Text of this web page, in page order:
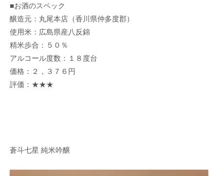
■お酒のスペック
醸造元：丸尾本店（香川県仲多度郡）
使用米：広島県産八反錦
精米歩合：５０％
アルコール度数：１８度台
価格：２，３７６円
評価：★★★
蒼斗七星 純米吟醸